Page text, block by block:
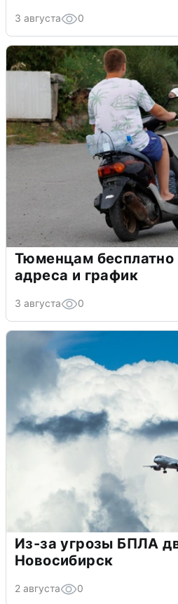
3 августа 0
Тюменцам бесплатно
адреса и график
3 августа 0
Из-за угрозы БПЛА
Новосибирск
2 августа 0